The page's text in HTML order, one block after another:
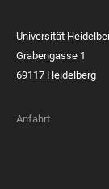
Universität
Grabengasse 1
69117 Heidelberg
Anfahrt